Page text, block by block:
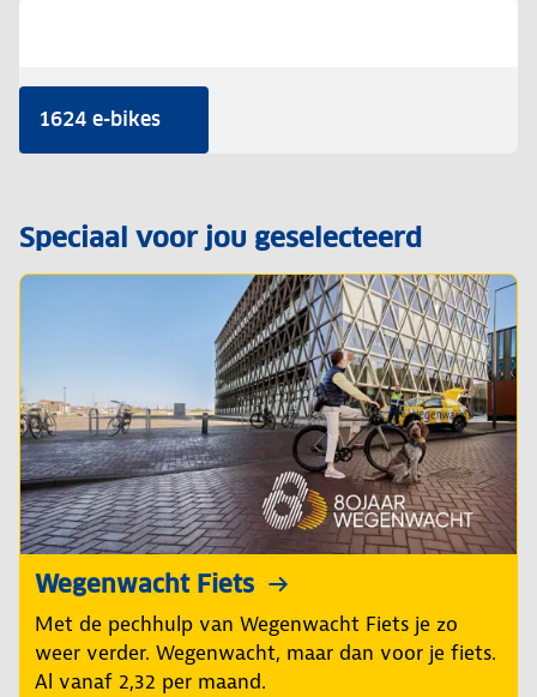
1624 e-bikes
Speciaal voor jou geselecteerd
Wegenwacht Fiets
Met de pechhulp van Wegenwacht Fiets je zo
weer verder. Wegenwacht, maar dan voor je fiets.
Al vanaf 2,32 per maand.